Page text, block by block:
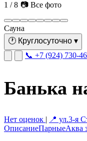
1 / 8 📷 Все фото
Сауна
🕐 Круглосуточно ▾
📞 +7 (924) 730-
Банька
Нет оценок | 📍 ул.3-я
ОписаниеПарныеАква